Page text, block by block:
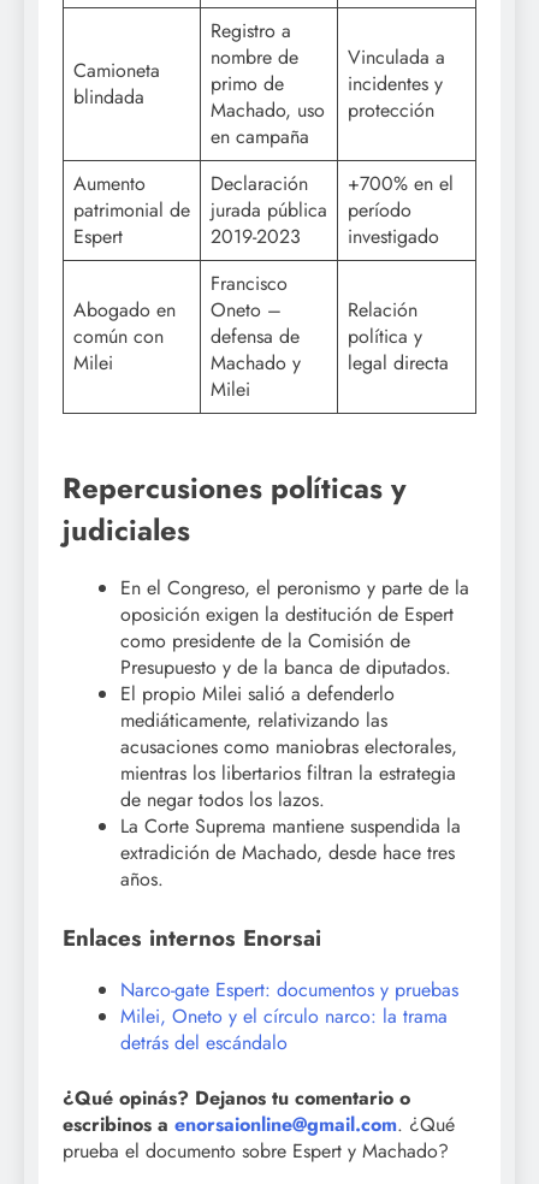
Camioneta
blindada
Registro a
nombre de
primo de
Machado, uso
en campaña
Vinculada a
incidentes y
protección
Aumento
patrimonial de
Espert
Declaración
jurada pública
2019-2023
+700% en el
período
investigado
Abogado en
común con
Milei
Francisco
Oneto –
defensa de
Machado y
Milei
Relación
política y
legal directa
Repercusiones políticas y
judiciales
En el Congreso, el peronismo y parte de la
oposición exigen la destitución de Espert
como presidente de la Comisión de
Presupuesto y de la banca de diputados.
El propio Milei salió a defenderlo
mediáticamente, relativizando las
acusaciones como maniobras electorales,
mientras los libertarios filtran la estrategia
de negar todos los lazos.
La Corte Suprema mantiene suspendida la
extradición de Machado, desde hace tres
años.
Enlaces internos Enorsai
Narco-gate Espert: documentos y pruebas
Milei, Oneto y el círculo narco: la trama
detrás del escándalo
¿Qué opinás? Dejanos tu comentario o
escribinos a enorsaionline@gmail.com. ¿Qué
prueba el documento sobre Espert y Machado?